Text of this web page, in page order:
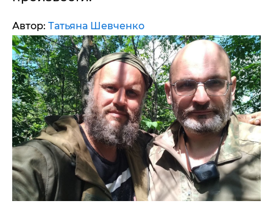
Автор: Татьяна Шевченко